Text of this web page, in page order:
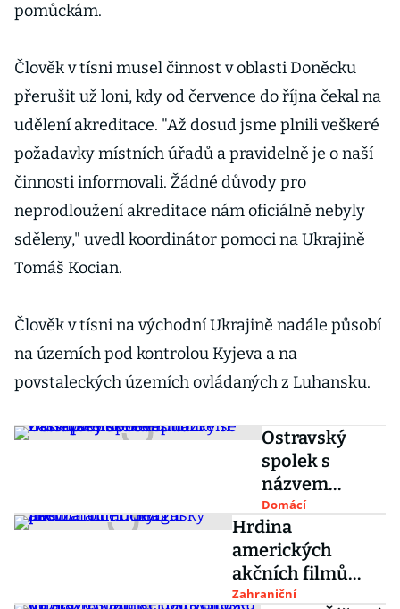
pomůckám.
Člověk v tísni musel činnost v oblasti Doněcku
přerušit už loni, kdy od července do října čekal na
udělení akreditace. "Až dosud jsme plnili veškeré
požadavky místních úřadů a pravidelně je o naší
činnosti informovali. Žádné důvody pro
neprodloužení akreditace nám oficiálně nebyly
sděleny," uvedl koordinátor pomoci na Ukrajině
Tomáš Kocian.
Člověk v tísni na východní Ukrajině nadále působí
na územích pod kontrolou Kyjeva a na
povstaleckých územích ovládaných z Luhansku.
Ostravský
spolek s
názvem
Zastupitelské
centrum
Doněcké
lidové
republiky se
Domácí
Hrdina
amerických
akčních filmů
Seagal převzal od
Zahraniční